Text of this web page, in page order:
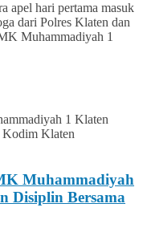
apel hari pertama masuk
dari Polres Klaten dan
Muhammadiyah 1
Muhammadiyah
Disiplin Bersama